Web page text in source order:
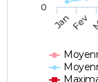
JanFev
0